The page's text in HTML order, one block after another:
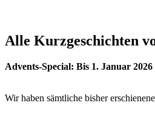
Alle Kurzgeschichten
Advents-Special: Bis 1. Januar
Wir haben sämtliche bisher